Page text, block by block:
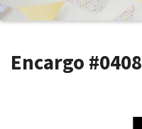
Encargo #0408